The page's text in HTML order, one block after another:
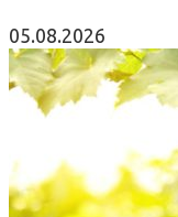
05.08.2026